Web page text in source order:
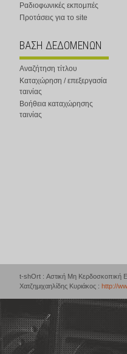
Ραδιοφωνικές εκπομπές
Προτάσεις για το site
ΒΑΣΗ ΔΕΔΟΜΕΝΩΝ
Αναζήτηση τίτλου
Καταχώρηση / επεξεργασία
ταινίας
Βοήθεια καταχώρησης
ταινίας
t-shOrt : Αστική Μη Κερδοσκοπική
Χατζημιχαηλίδης Κυριάκος : http://